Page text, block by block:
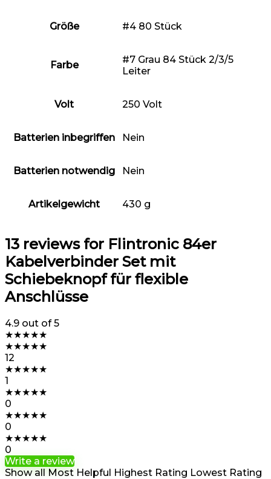
Größe ‎#4 80 Stück
Farbe
‎#7 Grau 84 Stück 2/3/5
Leiter
Volt ‎250 Volt
Batterien inbegriffen ‎Nein
Batterien notwendig ‎Nein
Artikelgewicht ‎430 g
13 reviews for Flintronic 84er
Kabelverbinder Set mit
Schiebeknopf für flexible
Anschlüsse
4.9 out of 5
★★★★★
★★★★★
12
★★★★★
1
★★★★★
0
★★★★★
0
★★★★★
0
Write a review
Show all Most Helpful Highest Rating Lowest Rating